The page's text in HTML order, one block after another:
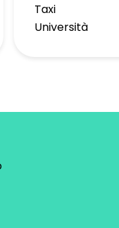
Taxi
Università